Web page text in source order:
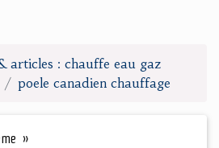
articles : chauffe eau gaz
poele canadien chauffage
»